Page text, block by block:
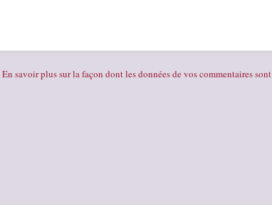
En savoir plus sur la façon dont les données de vos commentaires sont